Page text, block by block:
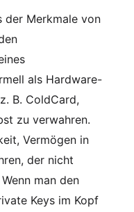
der Merkmale von
als Hardware-
B. ColdCard,
zu verwahren.
Vermögen in
der nicht
man den
Keys im Kopf